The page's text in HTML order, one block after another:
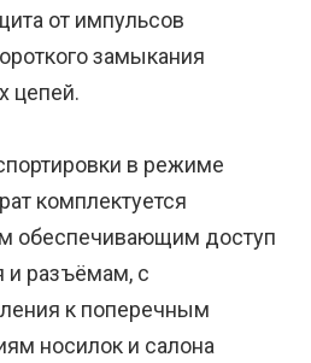
от импульсов
замыкания
цепей.
в режиме
комплектуется
обеспечивающим доступ
и разъёмам, с
к поперечным
носилок и салона